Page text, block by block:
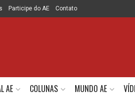
Participe do AE Contato
AE COLUNAS MUNDO AE